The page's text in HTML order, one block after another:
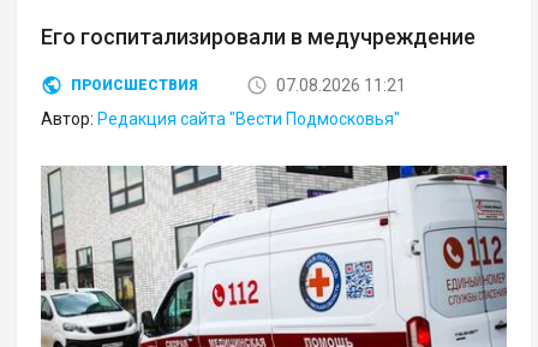
Его госпитализировали в медучреждение
ПРОИСШЕСТВИЯ
07.08.2026 11:21
Автор: Редакция сайта "Вести Подмосковья"